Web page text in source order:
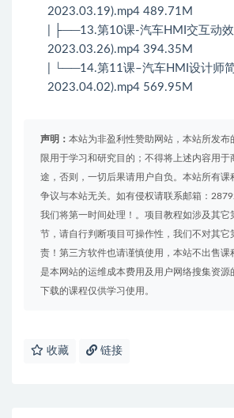
2023.03.19).mp4 489.71M
| ├──13.第10课-汽车HMI交互动
2023.03.26).mp4 394.35M
| └──14.第11课–汽车HMI设计师
2023.04.02).mp4 569.95M
声明： 本站为非盈利性赞助网站，本站所发布
限用于学习和研究目的；不得将上述内容用于
途，否则，一切后果请用户自负。本站所有课
争议与本站无关。如有侵权请联系邮箱：
我们将第一时间处理！。项目教程如涉及其它
节，请自行判断项目可操作性，我们不对其它
责！第三方软件也请谨慎使用，本站不出售课
是本网站的运维成本费用及用户网络搜集资源
下载的课程仅供学习使用。
收藏 链接